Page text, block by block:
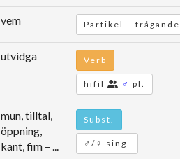
vem Partikel – frågande
utvidga Verb
hifil ♂ pl.
mun, tilltal,
öppning,
kant, fim – ...
Subst.
♂/♀ sing.